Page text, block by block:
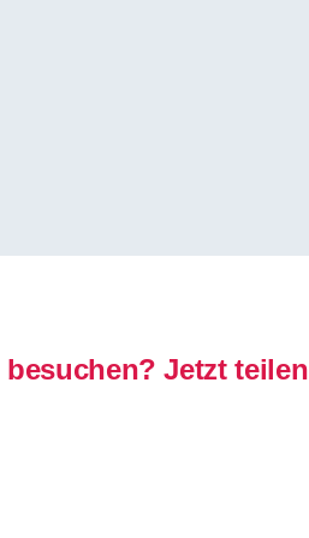
Jetzt teilen